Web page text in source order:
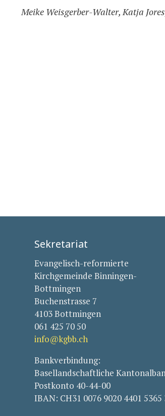
Meike Weisgerber-Walter, Katja
Sekretariat
Evangelisch-reformierte
Kirchgemeinde Binningen-
Bottmingen
Buchenstrasse 7
4103 Bottmingen
061 425 70 50
info@kgbb.ch
Bankverbindung:
Basellandschaftliche
Postkonto 40-44-00
IBAN: CH31 0076 9020 4401 5365